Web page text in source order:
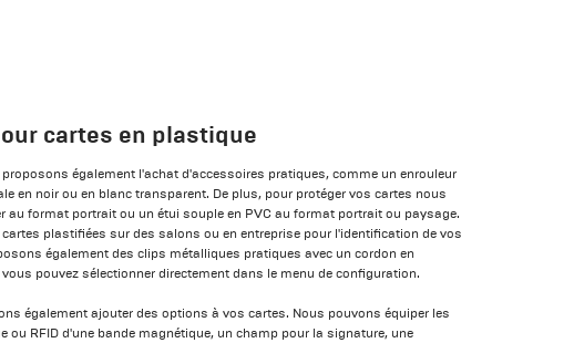
cartes en plastique
également l'achat d'accessoires pratiques, comme un enrouleur
en noir ou en blanc transparent. De plus, pour protéger vos cartes nous
au format portrait ou un étui souple en PVC au format portrait ou paysage.
plastifiées sur des salons ou en entreprise pour l'identification de vos
également des clips métalliques pratiques avec un cordon en
pouvez sélectionner directement dans le menu de configuration.
également ajouter des options à vos cartes. Nous pouvons équiper les
ou RFID d'une bande magnétique, un champ pour la signature, une